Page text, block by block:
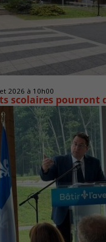
2026 à 10h00
scolaires pourront